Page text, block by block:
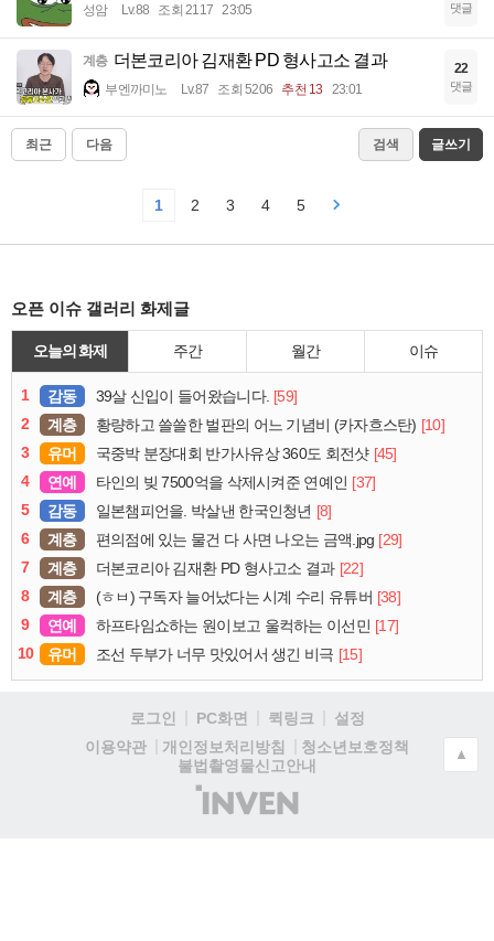
성암 Lv.88 조회 2117 23:05 댓글
계층 더본코리아 김재환 PD 형사고소 결과
부엔까미노 Lv.87 조회 5206 추천 13 23:01
22
댓글
최근 다음 검색 글쓰기
1 2 3 4 5
오픈 이슈 갤러리 화제글
오늘의 화제 주간 월간 이슈
1 감동 39살 신입이 들어왔습니다. [59]
2
계층 황량하고 쓸쓸한 벌판의 어느 기념비 (카자흐스탄) [10]
3
유머 국중박 분장대회 반가사유상 360도 회전샷 [45]
4
연예 타인의 빚 7500억을 삭제시켜준 연예인 [37]
5
감동 일본챔피언을. 박살낸 한국인청년 [8]
6
계층 편의점에 있는 물건 다 사면 나오는 금액.jpg [29]
7
계층 더본코리아 김재환 PD 형사고소 결과 [22]
8
계층 (ㅎㅂ) 구독자 늘어났다는 시계 수리 유튜버 [38]
9
연예 하프타임쇼하는 원이보고 울컥하는 이선민 [17]
10
유머 조선 두부가 너무 맛있어서 생긴 비극 [15]
로그인 PC화면 퀵링크
설정
이용약관
개인정보처리방침
청소년보호정책
불법촬영물신고안내
(주)
인
▲